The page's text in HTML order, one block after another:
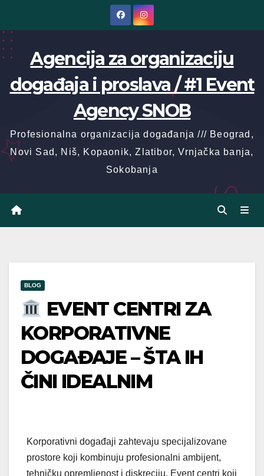
content
Agencija za organizaciju
događaja i proslava / #1 Event
Agency SNOB
Profesionalna organizacija događanja /// Beograd,
Novi Sad, Niš, Kopaonik, Zlatibor, Vrnjačka banja,
Sokobanja
BLOG
EVENT CENTRI ZA
KORPORATIVNE
DOGAĐAJE – ŠTA IH
ČINI IDEALNIM
Korporativni događaji zahtevaju specijalizovane
prostore koji kombinuju profesionalni ambijent,
tehničku opremljenost i diskreciju. Event centri koji